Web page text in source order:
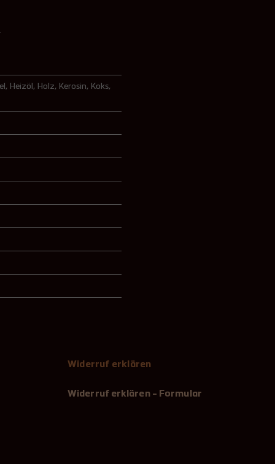
, Heizöl , Holz, Kerosin, Koks,
Widerruf erklären
Widerruf erklären - Formular